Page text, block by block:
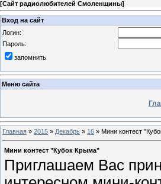
[Сайт радиолюбителей Смоленщины]
Вход на сайт
Логин:
Пароль:
запомнить
Меню сайта
Главная » 2015 » Декабрь » 16 » Мини контест
Мини контест "Кубок Крыма"
Приглашаем Вас